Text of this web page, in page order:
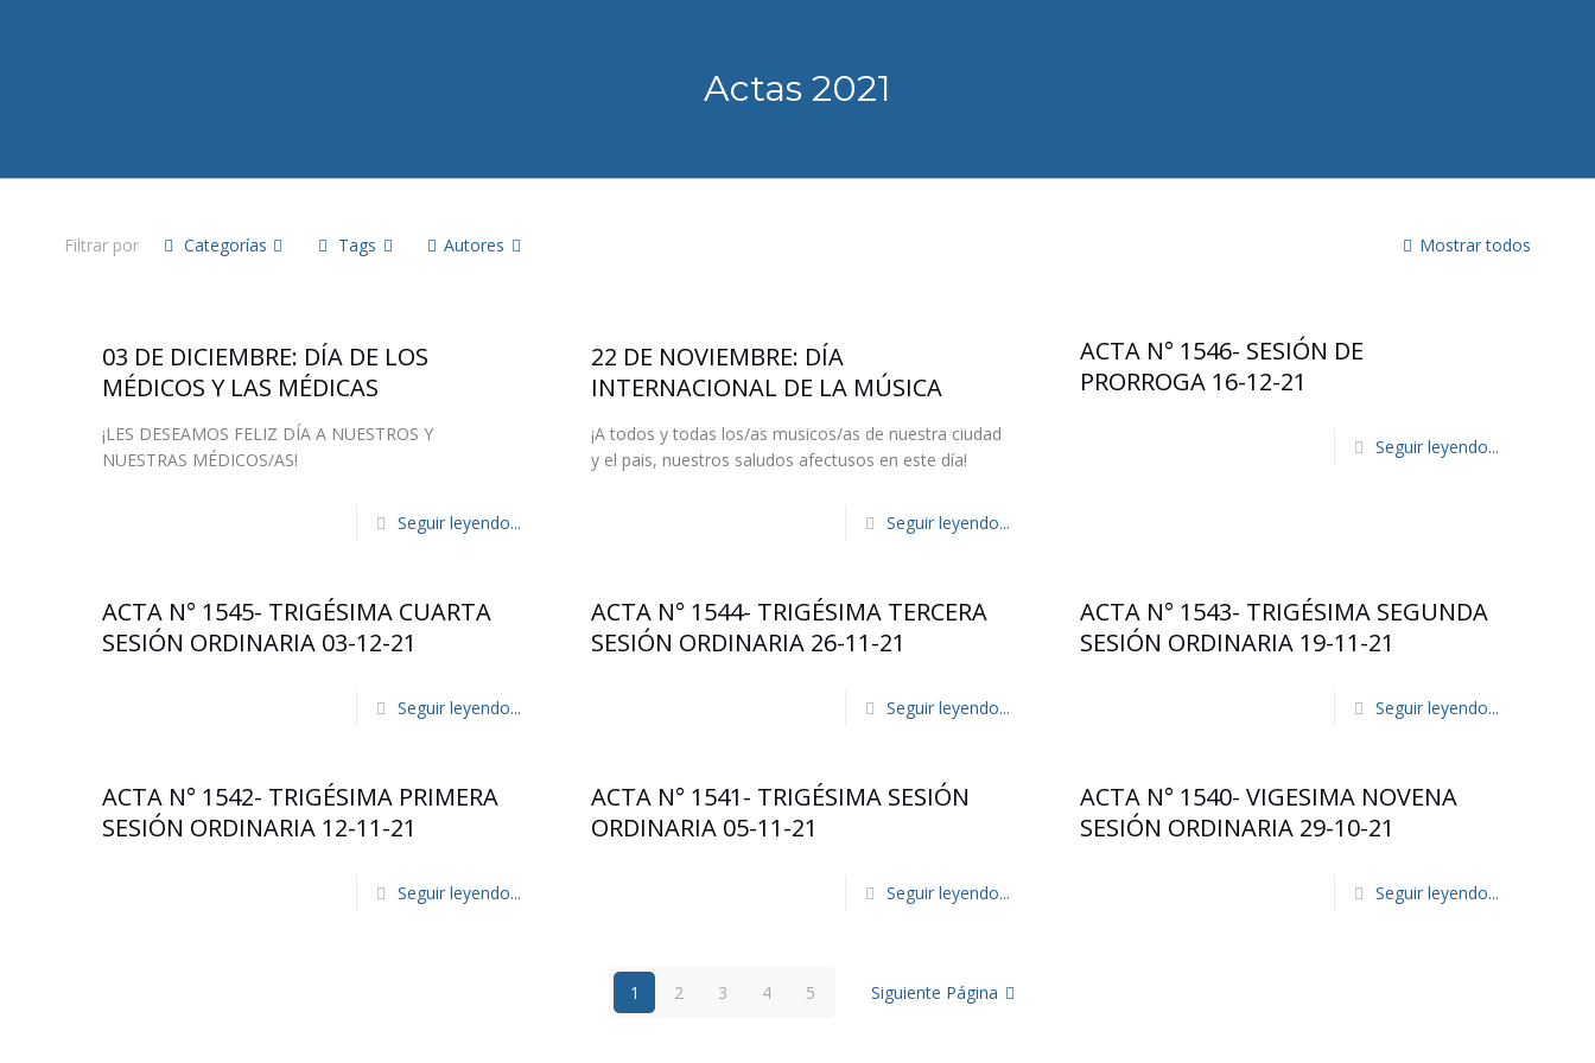
Actas 2021
Filtrar por Categorías Tags Autores Mostrar todos
03 DE DICIEMBRE: DÍA DE LOS
MÉDICOS Y LAS MÉDICAS
¡LES DESEAMOS FELIZ DÍA A NUESTROS Y
NUESTRAS MÉDICOS/AS!
Seguir leyendo...
22 DE NOVIEMBRE: DÍA
INTERNACIONAL DE LA MÚSICA
¡A todos y todas los/as musicos/as de nuestra ciudad
y el pais, nuestros saludos afectusos en este día!
Seguir leyendo...
ACTA N° 1546- SESIÓN DE
PRORROGA 16-12-21
Seguir leyendo...
ACTA N° 1545- TRIGÉSIMA CUARTA
SESIÓN ORDINARIA 03-12-21
Seguir leyendo...
ACTA N° 1544- TRIGÉSIMA TERCERA
SESIÓN ORDINARIA 26-11-21
Seguir leyendo...
ACTA N° 1543- TRIGÉSIMA SEGUNDA
SESIÓN ORDINARIA 19-11-21
Seguir leyendo...
ACTA N° 1542- TRIGÉSIMA PRIMERA
SESIÓN ORDINARIA 12-11-21
Seguir leyendo...
ACTA N° 1541- TRIGÉSIMA SESIÓN
ORDINARIA 05-11-21
Seguir leyendo...
ACTA N° 1540- VIGESIMA NOVENA
SESIÓN ORDINARIA 29-10-21
Seguir leyendo...
1 2 3 4 5 Siguiente Página